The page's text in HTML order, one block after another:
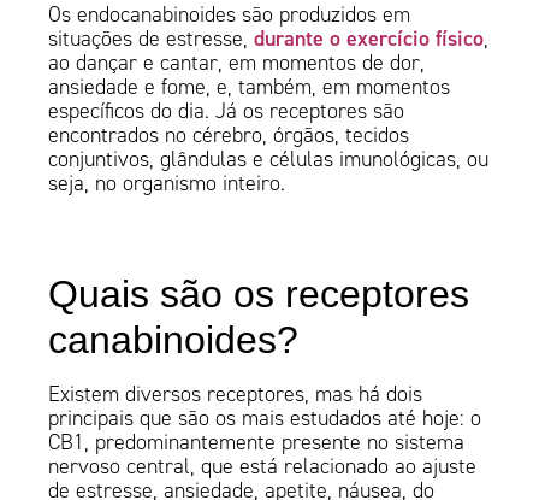
Os endocanabinoides são produzidos em
situações de estresse,durante o exercício físico,
ao dançar e cantar, em momentos de dor,
ansiedade e fome, e, também, em momentos
específicos do dia. Já os receptores são
encontrados no cérebro, órgãos, tecidos
conjuntivos, glândulas e células imunológicas, ou
seja, no organismo inteiro.
Quais são os receptores
canabinoides?
Existem diversos receptores, mas há dois
principais que são os mais estudados até hoje: o
CB1, predominantemente presente no sistema
nervoso central, que está relacionado ao ajuste
de estresse, ansiedade, apetite, náusea, do